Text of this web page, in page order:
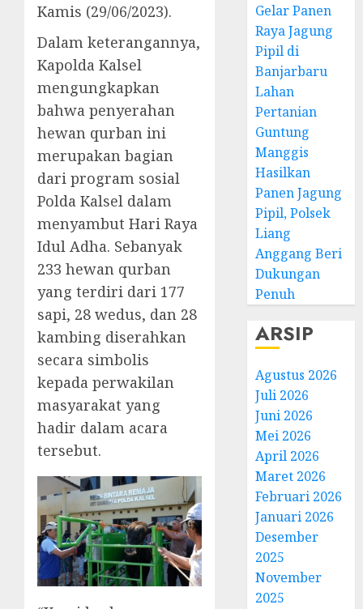
Kamis (29/06/2023).
Dalam keterangannya,
Kapolda Kalsel
mengungkapkan
bahwa penyerahan
hewan qurban ini
merupakan bagian
dari program sosial
Polda Kalsel dalam
menyambut Hari Raya
Idul Adha. Sebanyak
233 hewan qurban
yang terdiri dari 177
sapi, 28 wedus, dan 28
kambing diserahkan
secara simbolis
kepada perwakilan
masyarakat yang
hadir dalam acara
tersebut.
Gelar Panen
Raya Jagung
Pipil di
Banjarbaru
Lahan
Pertanian
Guntung
Manggis
Hasilkan
Panen Jagung
Pipil, Polsek
Liang
Anggang Beri
Dukungan
Penuh
ARSIP
Agustus 2026
Juli 2026
Juni 2026
Mei 2026
April 2026
Maret 2026
Februari 2026
Januari 2026
Desember
2025
November
2025